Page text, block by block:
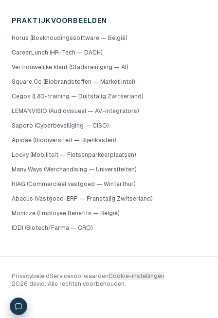
PRAKTIJKVOORBEELDEN
Horus (Boekhoudingssoftware — België)
CareerLunch (HR-Tech — DACH)
Vertrouwelijke klant (Stadsreiniging — AI)
Square Co (Biobrandstoffen — Market Intel)
Cegos (L&D-training — Duitstalig Zwitserland)
LEMANVISIO (Audiovisueel — AV-integrators)
Saporo (Cyberbeveiliging — CISO)
Apidae (Biodiversiteit — Bijenkasten)
Locky (Mobiliteit — Fietsenparkeerplaatsen)
Many Ways (Merchandising — Universiteiten)
HIAG (Commercieel vastgoed — Winterthur)
Abacus (Vastgoed-ERP — Franstalig Zwitserland)
Monizze (Employee Benefits — België)
IDDI (Biotech/Farma — CRO)
PrivacybeleidServicevoorwaardenCookie-instellingen
2026 devlo. Alle rechten voorbehouden.